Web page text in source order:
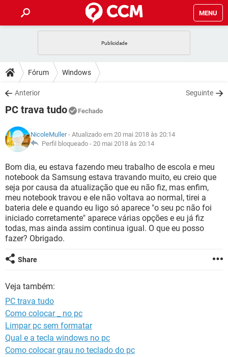
MENU
CELULAR
OUTLOOK
INSTAGRAM
GUIA DE COMPRAS
DICAS
JOGOS
INSTAGRAM GMAIL
GUIA DE COMPRAS
DOWNLOADS
JOGOS
CELULAR
OUTLOOK EXCEL
INSTAGRAM GMAIL
GUIA DE COMPRAS
JOGOS WHATSAPP
CELULAR
OUTLOOK EXCEL
INSTAGRAM GMAIL
GUIA DE COMPRAS
GLOSSÁRIO
JOGOS WHATSAPP
CELULAR FACEBOOK
OUTLOOK EXCEL
INSTAGRAM GMAIL
GUIA DE COMPRAS
Fórum Windows
Anterior Seguinte
PC trava tudo Fechado
NicoleMuller- Atualizado em 20 mai 2018 às 20:14
Perfil bloqueado - 20 mai 2018 às 20:14
Bom dia, eu estava fazendo meu trabalho de escola e meu
notebook da Samsung estava travando muito, eu creio que
seja por causa da atualização que eu não fiz, mas enfim,
meu notebook travou e ele não voltava ao normal, tirei a
bateria dele e quando eu ligo só aparece "o seu pc não foi
iniciado corretamente" aparece várias opções e eu já fiz
todas, mas ainda assim continua igual. O que eu posso
fazer? Obrigado.
Share
Veja também:
PC trava tudo
Como colocar _ no pc
Limpar pc sem formatar
Qual e a tecla windows no pc
Como colocar grau no teclado do pc